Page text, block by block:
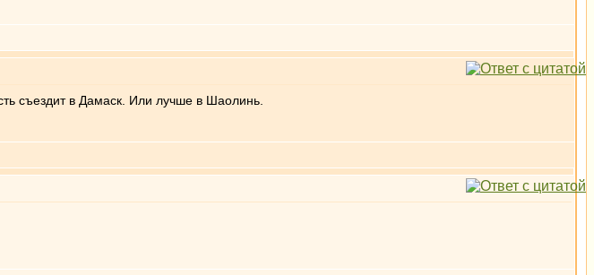
съездит в Дамаск. Или лучше в Шаолинь.